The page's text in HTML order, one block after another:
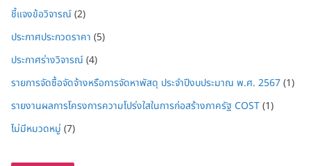
ชี้แจงข้อวิจารณ์(2)
ประกาศประกวดราคา (5)
ประกาศร่างวิจารณ์(4)
รายการจัดซื้อจัดจ้างหรือการจัดหาพัสดุ ประจำปีงบประมาณ พ.ศ. 2567(1)
รายงานผลการโครงการความโปร่งใสในการก่อสร้างภาครัฐ COST(1)
ไม่มีหมวดหมู่ (7)